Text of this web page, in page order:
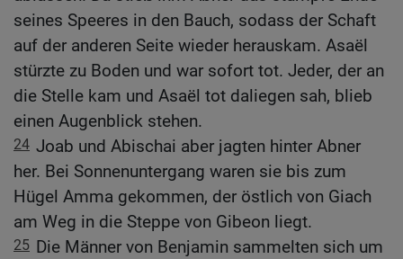
seines Speeres in den Bauch, sodass der Schaft
auf der anderen Seite wieder herauskam. Asaël
stürzte zu Boden und war sofort tot. Jeder, der an
die Stelle kam und Asaël tot daliegen sah, blieb
einen Augenblick stehen.
24 Joab und Abischai aber jagten hinter Abner
her. Bei Sonnenuntergang waren sie bis zum
Hügel Amma gekommen, der östlich von Giach
am Weg in die Steppe von Gibeon liegt.
25 Die Männer von Benjamin sammelten sich um